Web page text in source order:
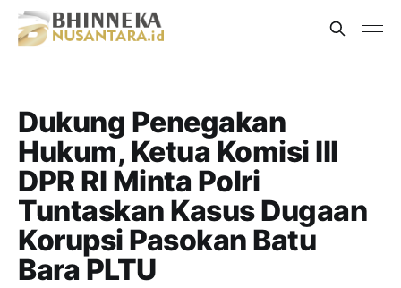
Dukung Penegakan
Hukum, Ketua Komisi III
DPR RI Minta Polri
Tuntaskan Kasus Dugaan
Korupsi Pasokan Batu
Bara PLTU